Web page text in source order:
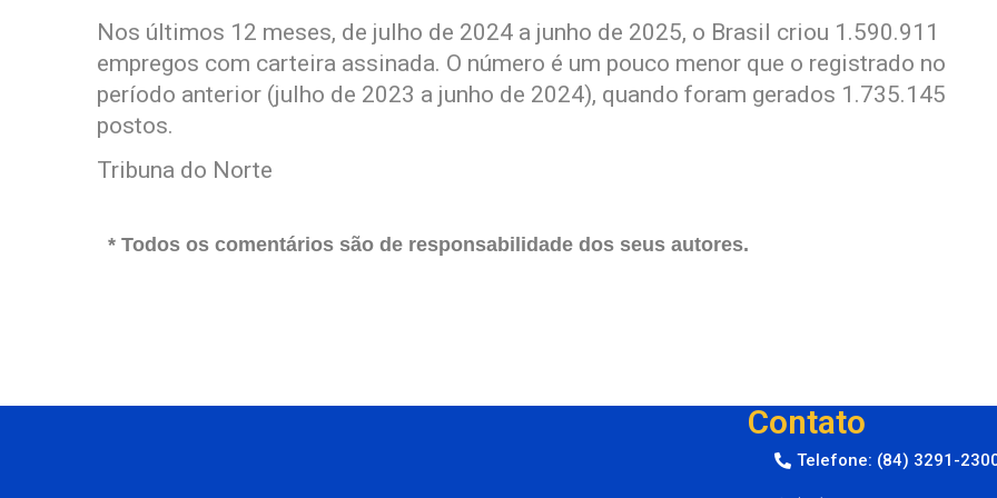
Nos últimos 12 meses, de julho de 2024 a junho de 2025, o Brasil criou 1.590.911
empregos com carteira assinada. O número é um pouco menor que o registrado no
período anterior (julho de 2023 a junho de 2024), quando foram gerados 1.735.145
postos.
Tribuna do Norte
* Todos os comentários são de responsabilidade dos seus autores.
Contato
Telefone: (84) 3291-